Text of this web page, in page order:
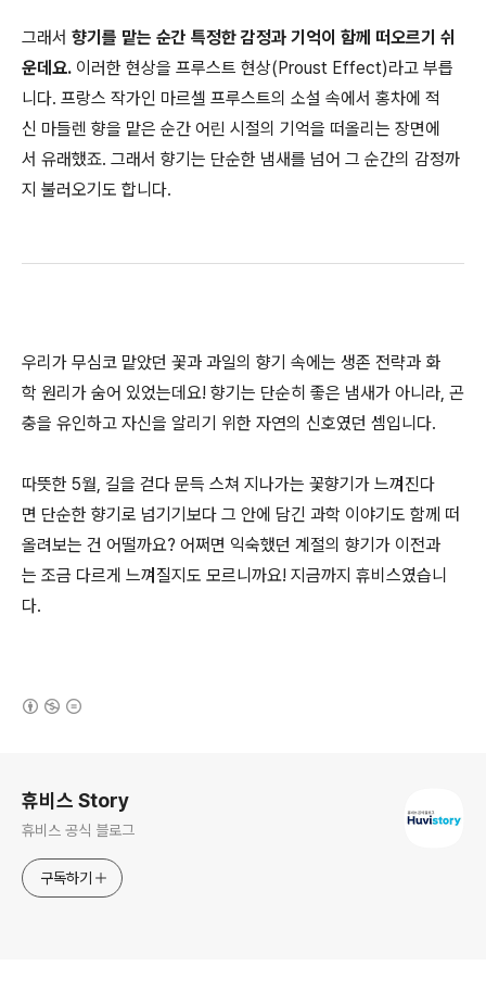
그래서 향기를 맡는 순간 특정한 감정과 기억이 함께 떠오르기 쉬
운데요. 이러한 현상을 프루스트 현상(Proust Effect)라고 부릅
니다. 프랑스 작가인 마르셀 프루스트의 소설 속에서 홍차에 적
신 마들렌 향을 맡은 순간 어린 시절의 기억을 떠올리는 장면에
서 유래했죠. 그래서 향기는 단순한 냄새를 넘어 그 순간의 감정까
지 불러오기도 합니다.
우리가 무심코 맡았던 꽃과 과일의 향기 속에는 생존 전략과 화
학 원리가 숨어 있었는데요! 향기는 단순히 좋은 냄새가 아니라, 곤
충을 유인하고 자신을 알리기 위한 자연의 신호였던 셈입니다.
따뜻한 5월, 길을 걷다 문득 스쳐 지나가는 꽃향기가 느껴진다
면 단순한 향기로 넘기기보다 그 안에 담긴 과학 이야기도 함께 떠
올려보는 건 어떨까요? 어쩌면 익숙했던 계절의 향기가 이전과
는 조금 다르게 느껴질지도 모르니까요! 지금까지 휴비스였습니
다.
휴비스 Story
휴비스 공식 블로그
구독하기